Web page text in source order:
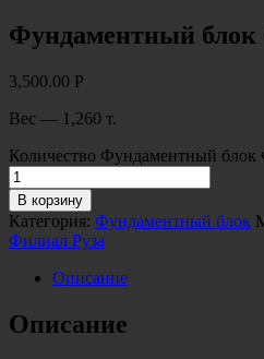
Фундаментный
3,500.00 Р
Вес — 1,260 т.
Количество Фундаментный
В корзину
Категория: Фундаментный блок
Филиал Руза
Описание
Описание